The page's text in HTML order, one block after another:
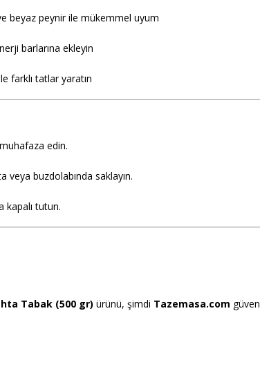
beyaz peynir ile mükemmel uyum
barlarına ekleyin
farklı tatlar yaratın
edin.
veya buzdolabında saklayın.
kapalı tutun.
Tabak (500 gr) ürünü, şimdi Tazemasa.com